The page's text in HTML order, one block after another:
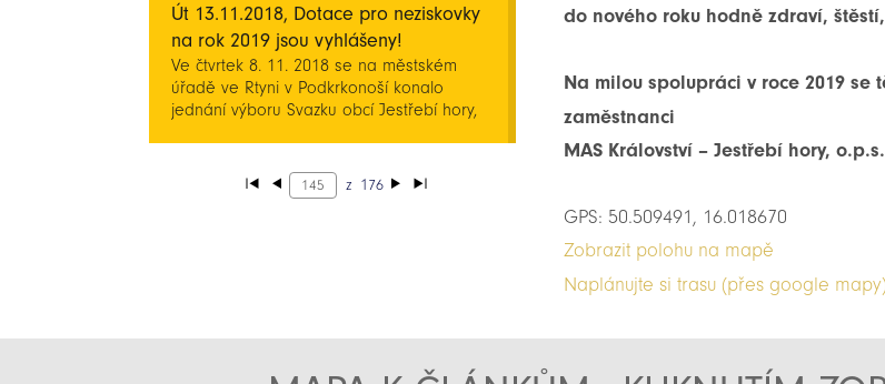
manažerský servis SOJH zajišťuje MAS
Království – Jestřebí hory, o.p.s.
Út 13.11.2018, Dotace pro neziskovky
na rok 2019 jsou vyhlášeny!
Ve čtvrtek 8. 11. 2018 se na městském
úřadě ve Rtyni v Podkrkonoší konalo
jednání výboru Svazku obcí Jestřebí hory,
z 176
do nového roku hodně zdraví,
Na milou spolupráci v roce 2019 se
zaměstnanci
MAS Království – Jestřebí hory,
GPS: 50.509491, 16.018670
Zobrazit polohu na mapě
Naplánujte si trasu (přes google